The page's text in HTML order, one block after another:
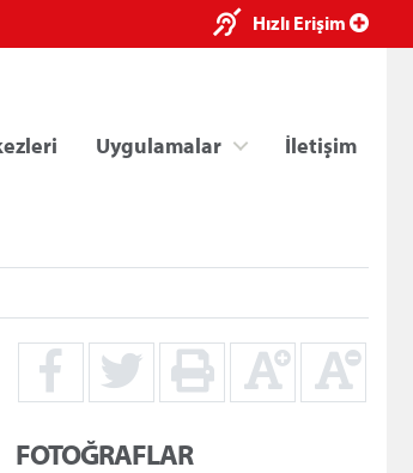
Hızlı Erişim
Uygulamalar İletişim
FOTOĞRAFLAR
×